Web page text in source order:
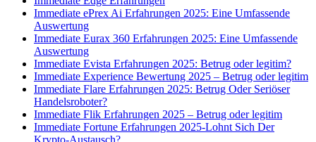
Immediate ePrex Ai Erfahrungen 2025: Eine Umfassende
Auswertung
Immediate Eurax 360 Erfahrungen 2025: Eine Umfassende
Auswertung
Immediate Evista Erfahrungen 2025: Betrug oder legitim?
Immediate Experience Bewertung 2025 – Betrug oder legitim
Immediate Flare Erfahrungen 2025: Betrug Oder Seriöser
Handelsroboter?
Immediate Flik Erfahrungen 2025 – Betrug oder legitim
Immediate Fortune Erfahrungen 2025-Lohnt Sich Der
Krypto-Austausch?